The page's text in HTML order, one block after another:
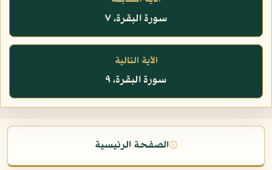
سورة البقرة، ٧
الآية التالية
سورة البقرة، ٩
۞الصفحة الرئيسية